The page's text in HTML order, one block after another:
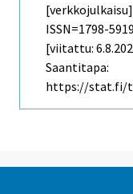
ISSN=1798-
[viitattu:
Saantitapa:
https://stat.fi/